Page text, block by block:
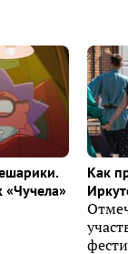
«Чучела»
Как